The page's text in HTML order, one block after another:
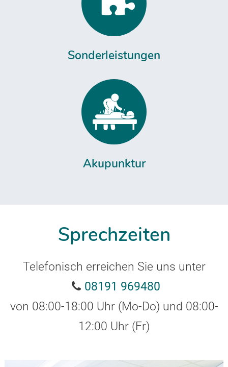
Sonderleistungen
Akupunktur
Sprechzeiten
Telefonisch erreichen Sie uns unter
08191 969480
von 08:00-18:00 Uhr (Mo-Do) und 08:00-
12:00 Uhr (Fr)